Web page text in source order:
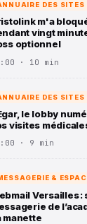
DES SITES
m'a
vingt
optionnel
· 10 min
DES SITES
le lobby
visites
· 9 min
&
Versailles :
de
manette